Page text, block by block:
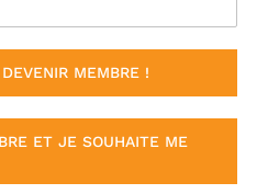
MEMBRE !
ET JE SOUHAITE ME